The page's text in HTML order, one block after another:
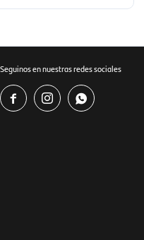
Seguinos en nuestras redes sociales
  